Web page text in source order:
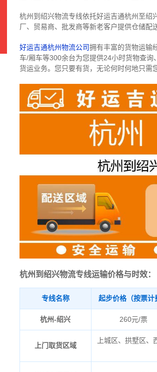
杭州到绍兴物流专线依托好运吉通杭州至绍
厂、贸易商、批发商等新老客户提供仓储配
好运吉通杭州物流公司拥有丰富的货物运输
车/厢车等300余台为您提供24小时货物查询
货运业务。 您只要有货，无论何时何地只需
杭州到绍兴物流专线运输价格与时效：
专线名称 起步价格（按票计
杭州-绍兴 260元/票
上门取货区域
上城区、拱墅区